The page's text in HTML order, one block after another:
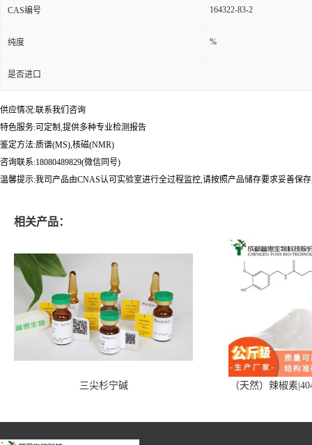
CAS编号 164322-83-2
纯度 %
是否进口
供应情况:联系我们咨询
特色服务:可定制,提供多种专业检测报告
鉴定方法:质谱(MS),核磁(NMR)
咨询联系:18080489829(微信同号)
温馨提示:我司产品由CNAS认可实验室进行全过程监控,请按照产品储存要求妥善保
相关产品：
三尖杉宁碱 （天然）辣椒素